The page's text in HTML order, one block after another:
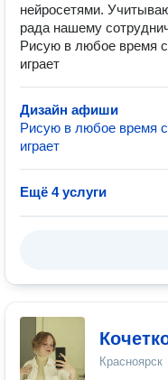
нейросетями.
рада нашему
Рисую в любое время
играет
Дизайн афиши
Рисую в любое время
играет
Ещё 4 услуги
Красноярск